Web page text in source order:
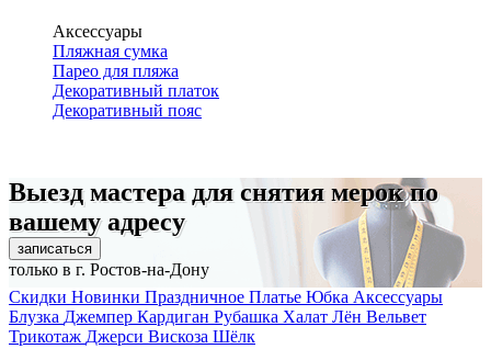
Аксессуары
Пляжная сумка
Парео для пляжа
Декоративный платок
Декоративный пояс
Выезд мастера для снятия мерок по
вашему адресу
записаться
только в г. Ростов-на-Дону
Скидки Новинки Праздничное Платье Юбка Аксессуары
Блузка Джемпер Кардиган Рубашка Халат Лён Вельвет
Трикотаж Джерси Вискоза Шёлк